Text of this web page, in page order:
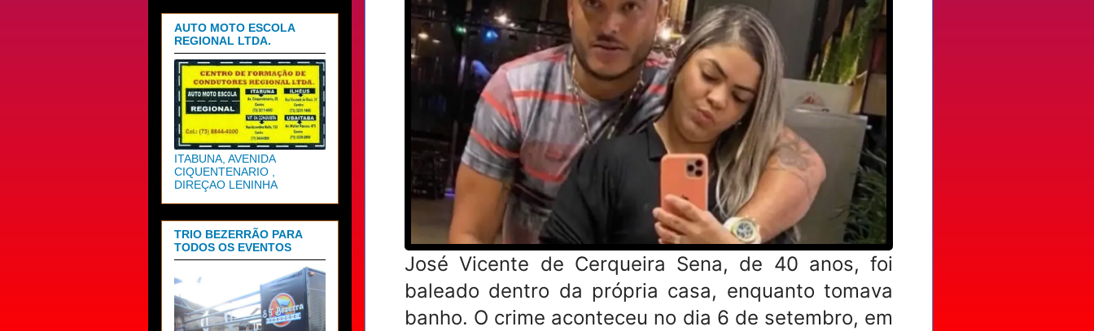
José Vicente de Cerqueira Sena, de 40 anos, foi
baleado dentro da própria casa, enquanto tomava
banho. O crime aconteceu no dia 6 de setembro, em
AUTO MOTO ESCOLA
REGIONAL LTDA.
ITABUNA, AVENIDA
CIQUENTENARIO ,
DIREÇAO LENINHA
TRIO BEZERRÃO PARA
TODOS OS EVENTOS